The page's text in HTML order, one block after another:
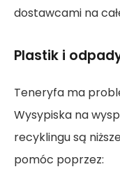
dostawcami na
Plastik i
Teneryfa ma
Wysypiska na
recyklingu są
pomóc poprzez: